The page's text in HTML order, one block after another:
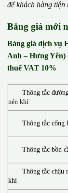
đểkhách hàng tiện
Bảng giá mới
Bảng giá dịch vụ
Anh – Hưng Yên)
thuế VAT 10%
Thông tắc
nén khí
Thông tắc cống
Thông tắc bồn
Thông tắc chậu
khí